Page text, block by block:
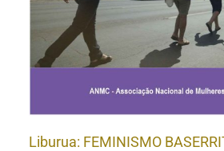
Liburua: FEMINISMO